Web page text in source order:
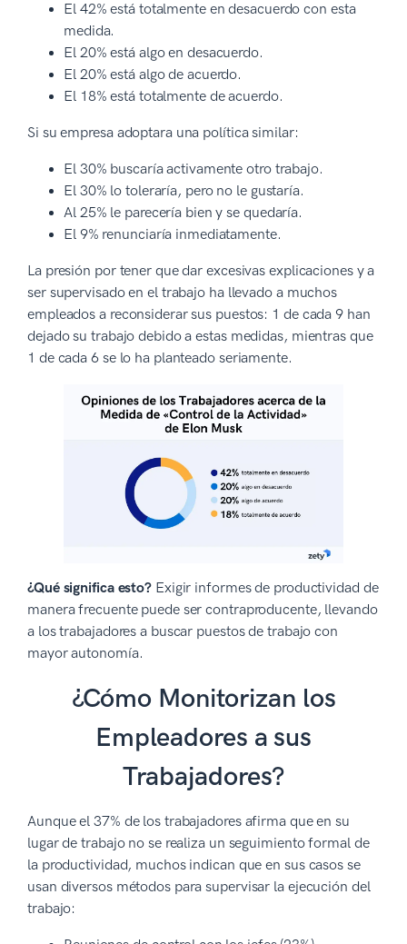
El 42% está totalmente en desacuerdo con esta
medida.
El 20% está algo en desacuerdo.
El 20% está algo de acuerdo.
El 18% está totalmente de acuerdo.
Si su empresa adoptara una política similar:
El 30% buscaría activamente otro trabajo.
El 30% lo toleraría, pero no le gustaría.
Al 25% le parecería bien y se quedaría.
El 9% renunciaría inmediatamente.
La presión por tener que dar excesivas explicaciones y a
ser supervisado en el trabajo ha llevado a muchos
empleados a reconsiderar sus puestos: 1 de cada 9 han
dejado su trabajo debido a estas medidas, mientras que
1 de cada 6 se lo ha planteado seriamente.
¿Qué significa esto? Exigir informes de productividad de
manera frecuente puede ser contraproducente, llevando
a los trabajadores a buscar puestos de trabajo con
mayor autonomía.
¿Cómo Monitorizan los
Empleadores a sus
Trabajadores?
Aunque el 37% de los trabajadores afirma que en su
lugar de trabajo no se realiza un seguimiento formal de
la productividad, muchos indican que en sus casos se
usan diversos métodos para supervisar la ejecución del
trabajo: